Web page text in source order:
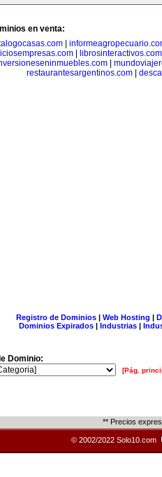
en venta:
| librosinteractivos.com
|
restaurantesargentinos.com|
Registro de Dominios| Web Hosting |
Dominios Expirados | Industrias |
Dominio:
[Pág.
** Precios
© 2002/2022 Solo10.com